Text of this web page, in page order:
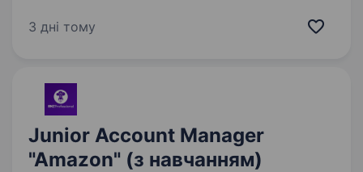
працює на перетині бізнесу, аналітики,
3 дні тому
Junior Account Manager
"Amazon" (з навчанням)